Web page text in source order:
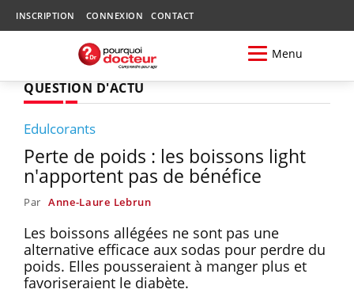
INSCRIPTION CONNEXION CONTACT
Menu
QUESTION D'ACTU
Edulcorants
Perte de poids : les boissons light
n'apportent pas de bénéfice
Par Anne-Laure Lebrun
Les boissons allégées ne sont pas une
alternative efficace aux sodas pour perdre du
poids. Elles pousseraient à manger plus et
favoriseraient le diabète.